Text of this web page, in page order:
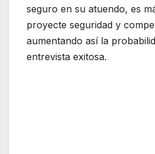
seguro en su atuendo, es
proyecte seguridad y
aumentando así la
entrevista exitosa.